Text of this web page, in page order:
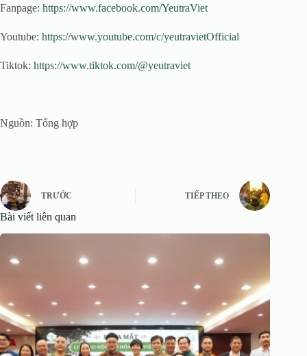
Fanpage: https://www.facebook.com/YeutraViet
Youtube: https://www.youtube.com/c/yeutravietOfficial
Tiktok: https://www.tiktok.com/@yeutraviet
Nguồn: Tổng hợp
TRƯỚC TIẾP THEO
Bài viết liên quan